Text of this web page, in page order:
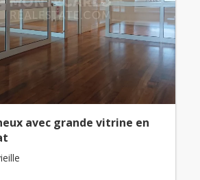
avec grande vitrine en